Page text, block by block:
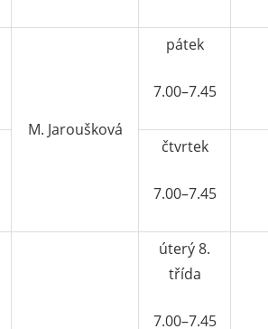
M. Jaroušková
pátek
7.00–7.45
čtvrtek
7.00–7.45
úterý 8.
třída
7.00–7.45